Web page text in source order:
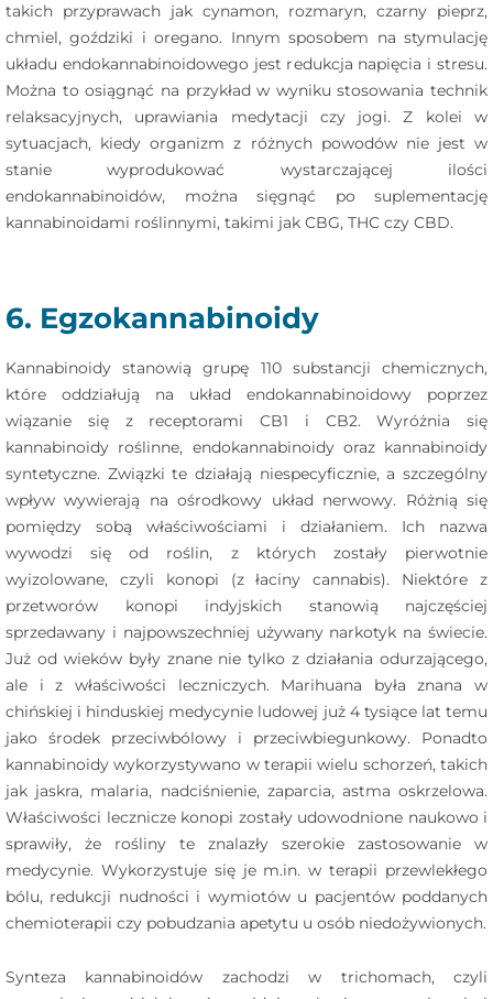
takich przyprawach jak cynamon, rozmaryn, czarny pieprz,
chmiel, goździki i oregano. Innym sposobem na stymulację
układu endokannabinoidowego jest redukcja napięcia i stresu.
Można to osiągnąć na przykład w wyniku stosowania technik
relaksacyjnych, uprawiania medytacji czy jogi. Z kolei w
sytuacjach, kiedy organizm z różnych powodów nie jest w
stanie wyprodukować wystarczającej ilości
endokannabinoidów, można sięgnąć po suplementację
kannabinoidami roślinnymi, takimi jak CBG, THC czy CBD.
6. Egzokannabinoidy
Kannabinoidy stanowią grupę 110 substancji chemicznych,
które oddziałują na układ endokannabinoidowy poprzez
wiązanie się z receptorami CB1 i CB2. Wyróżnia się
kannabinoidy roślinne, endokannabinoidy oraz kannabinoidy
syntetyczne. Związki te działają niespecyficznie, a szczególny
wpływ wywierają na ośrodkowy układ nerwowy. Różnią się
pomiędzy sobą właściwościami i działaniem. Ich nazwa
wywodzi się od roślin, z których zostały pierwotnie
wyizolowane, czyli konopi (z łaciny cannabis). Niektóre z
przetworów konopi indyjskich stanowią najczęściej
sprzedawany i najpowszechniej używany narkotyk na świecie.
Już od wieków były znane nie tylko z działania odurzającego,
ale i z właściwości leczniczych. Marihuana była znana w
chińskiej i hinduskiej medycynie ludowej już 4 tysiące lat temu
jako środek przeciwbólowy i przeciwbiegunkowy. Ponadto
kannabinoidy wykorzystywano w terapii wielu schorzeń, takich
jak jaskra, malaria, nadciśnienie, zaparcia, astma oskrzelowa.
Właściwości lecznicze konopi zostały udowodnione naukowo i
sprawiły, że rośliny te znalazły szerokie zastosowanie w
medycynie. Wykorzystuje się je m.in. w terapii przewlekłego
bólu, redukcji nudności i wymiotów u pacjentów poddanych
chemioterapii czy pobudzania apetytu u osób niedożywionych.
Synteza kannabinoidów zachodzi w trichomach, czyli